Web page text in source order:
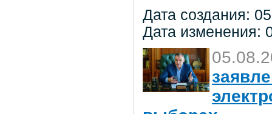
Дата создания:
Дата изменения: